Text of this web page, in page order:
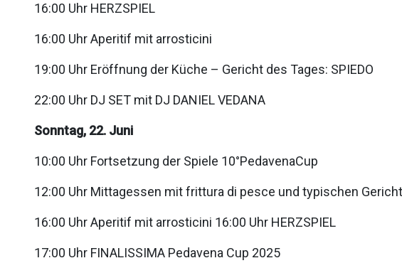
16:00 Uhr HERZSPIEL
16:00 Uhr Aperitif mit arrosticini
19:00 Uhr Eröffnung der Küche – Gericht des Tages: SPIEDO
22:00 Uhr DJ SET mit DJ DANIEL VEDANA
Sonntag, 22. Juni
10:00 Uhr Fortsetzung der Spiele 10°PedavenaCup
12:00 Uhr Mittagessen mit frittura di pesce und typischen
16:00 Uhr Aperitif mit arrosticini 16:00 Uhr HERZSPIEL
17:00 Uhr FINALISSIMA Pedavena Cup 2025